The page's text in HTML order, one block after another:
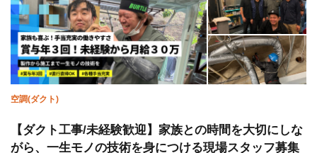
空調(ダクト)
【ダクト工事/未経験歓迎】家族との時間を大切にしな
がら、一生モノの技術を身につける現場スタッフ募集